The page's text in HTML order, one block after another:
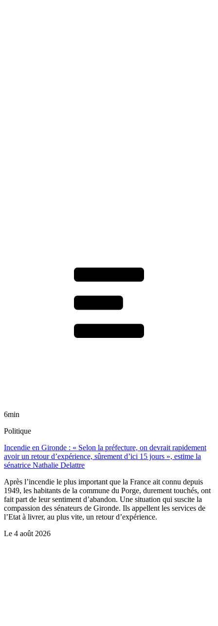
6min
Politique
Incendie en Gironde : « Selon la préfecture, on devrait rapidement
avoir un retour d’expérience, sûrement d’ici 15 jours », estime la
sénatrice Nathalie Delattre
Après l’incendie le plus important que la France ait connu depuis
1949, les habitants de la commune du Porge, durement touchés, ont
fait part de leur sentiment d’abandon. Une situation qui suscite la
compassion des sénateurs de Gironde. Ils appellent les services de
l’Etat à livrer, au plus vite, un retour d’expérience.
Le 4 août 2026